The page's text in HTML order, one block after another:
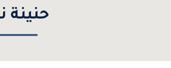
حنينة